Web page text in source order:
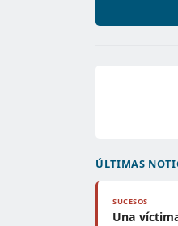
ÚLTIMAS
SUCESOS
Una